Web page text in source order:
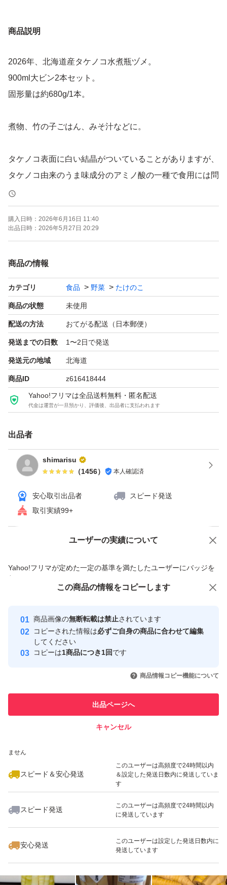
商品説明
2026年、北海道産タケノコ水煮瓶ヅメ。
900ml大ビン2本セット。
固形量は約680g/1本。
煮物、竹の子ごはん、みそ汁などに。
タケノコ表面に白い結晶がついていることがありますが、
タケノコ由来のうま味成分のアミノ酸の一種で食用には問
題ありません。
常温（冷暗所）で約1年間(2027年5月頃迄)保存可能です。
脱気していますので、開けにくい場合は、
自宅保管のため、神経質な方はご遠慮下さい。
複数個数は相談ください。
購入日時： 2026年6月16日 11:40
出品日時： 2026年5月27日 20:29
商品の情報
カテゴリ 食品 野菜 たけのこ
商品の状態 未使用
配送の方法 おてがる配送（日本郵便）
発送までの日数 1〜2日で発送
発送元の地域 北海道
商品ID z616418444
Yahoo!フリマは全品送料無料・匿名配送
代金は運営が一旦預かり、評価後、出品者に支払われます
出品者
shimarisu
（1456） 本人確認済
安心取引出品者
スピード発送
取引実績99+
ユーザーの実績について
Yahoo!フリマが定めた一定の基準を満たしたユーザーにバッジを
付与しています
安心取引出品者
心・安全なユーザーです
取引実績
引を完了させた実績があります
での取引実績があります
ません
スピード＆安心発送
このユーザーは高頻度で24時間以内
＆設定した発送日数内に発送していま
す
スピード発送
このユーザーは高頻度で24時間以内
に発送しています
安心発送
このユーザーは設定した発送日数内に
発送しています
価格の相談 商品への質問
この商品の情報をコピーします
商品画像の無断転載は禁止されています
コピーされた情報は必ずご自身の商品に合わせて編集
してください
コピーは1商品につき1回です
商品情報コピー機能について
出品ページへ
キャンセル
この商品をみている人にオススメ
いいね！
5,950